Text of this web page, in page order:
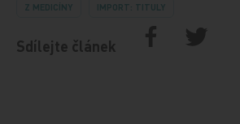
Z MEDICÍNY IMPORT: TITULY
Sdílejte článek